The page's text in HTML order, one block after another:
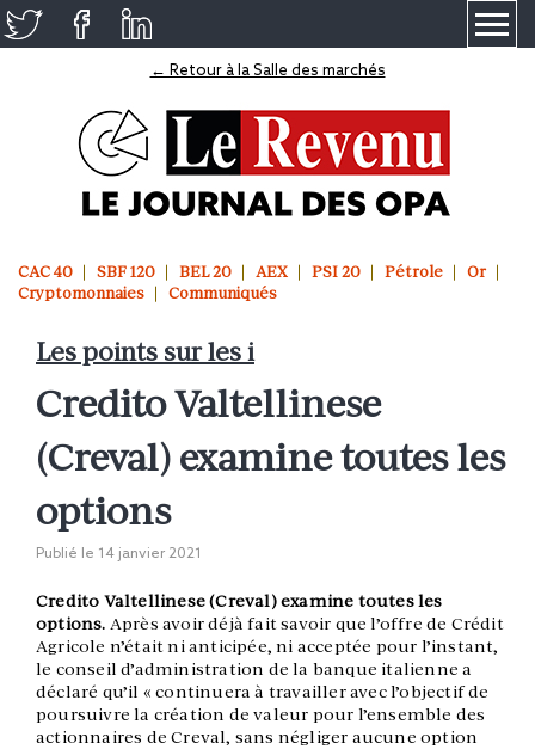
← Retour à la Salle des marchés
CAC 40 SBF 120 BEL 20 AEX PSI 20 Pétrole
Or
Cryptomonnaies
Communiqués
Les points sur les i
Credito Valtellinese
(Creval) examine toutes les
options
Publié le 14 janvier 2021
Credito Valtellinese (Creval) examine toutes les
options. Après avoir déjà fait savoir que l’offre de Crédit
Agricole n’était ni anticipée, ni acceptée pour l’instant,
le conseil d’administration de la banque italienne a
déclaré qu’il « continuera à travailler avec l’objectif de
poursuivre la création de valeur pour l’ensemble des
actionnaires de Creval, sans négliger aucune option